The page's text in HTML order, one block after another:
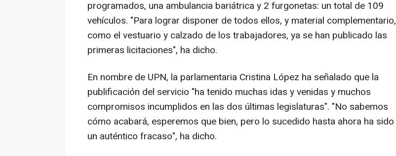
programados, una ambulancia bariátrica y 2 furgonetas: un total de 109
vehículos. "Para lograr disponer de todos ellos, y material complementario,
como el vestuario y calzado de los trabajadores, ya se han publicado las
primeras licitaciones", ha dicho.
En nombre de UPN, la parlamentaria Cristina López ha señalado que la
publificación del servicio "ha tenido muchas idas y venidas y muchos
compromisos incumplidos en las dos últimas legislaturas". "No sabemos
cómo acabará, esperemos que bien, pero lo sucedido hasta ahora ha sido
un auténtico fracaso", ha dicho.